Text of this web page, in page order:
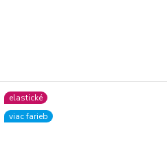
elastické
viac farieb